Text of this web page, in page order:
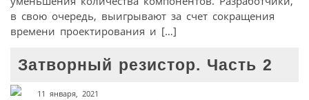
в свою очередь, выигрывают за счет сокращения
времени проектирования и […]
Затворный резистор. Часть 2
11 января, 2021